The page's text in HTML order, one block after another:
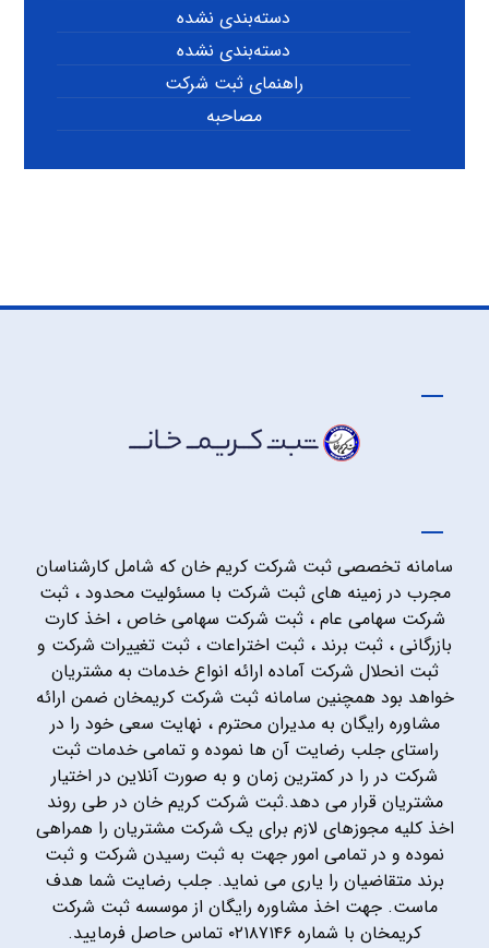
دسته‌بندی نشده
دسته‌بندی نشده
راهنمای ثبت شرکت
مصاحبه
سامانه تخصصی ثبت شرکت کریم خان که شامل کارشناسان
مجرب در زمینه های ثبت شرکت با مسئولیت محدود ، ثبت
شرکت سهامی عام ، ثبت شرکت سهامی خاص ، اخذ کارت
بازرگانی ، ثبت برند ، ثبت اختراعات ، ثبت تغییرات شرکت و
ثبت انحلال شرکت آماده ارائه انواع خدمات به مشتریان
خواهد بود همچنین سامانه ثبت شرکت کریمخان ضمن ارائه
مشاوره رایگان به مدیران محترم ، نهایت سعی خود را در
راستای جلب رضایت آن ها نموده و تمامی خدمات ثبت
شرکت در را در کمترین زمان و به صورت آنلاین در اختیار
مشتریان قرار می دهد.ثبت شرکت کریم خان در طی روند
اخذ کلیه مجوزهای لازم برای یک شرکت مشتریان را همراهی
نموده و در تمامی امور جهت به ثبت رسیدن شرکت و ثبت
برند متقاضیان را یاری می نماید. جلب رضایت شما هدف
ماست. جهت اخذ مشاوره رایگان از موسسه ثبت شرکت
کریمخان با شماره ۰۲۱۸۷۱۴۶ تماس حاصل فرمایید.